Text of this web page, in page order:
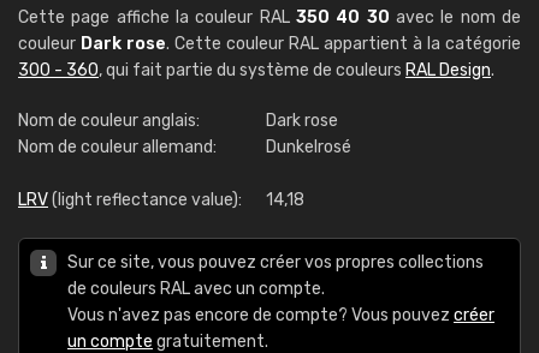
Cette page affiche la couleur RAL 350 40 30 avec le nom de
couleur Dark rose. Cette couleur RAL appartient à la catégorie
300 - 360, qui fait partie du système de couleurs RAL Design.
Nom de couleur anglais:
Dark rose
Nom de couleur allemand:
Dunkelrosé
LRV(light reflectance value): 14,18
Sur ce site, vous pouvez créer vos propres collections
de couleurs RAL avec un compte.
Vous n'avez pas encore de compte? Vous pouvez créer
un compte gratuitement.